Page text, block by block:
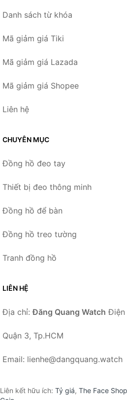
Danh sách từ khóa
Mã giảm giá Tiki
Mã giảm giá Lazada
Mã giảm giá Shopee
Liên hệ
CHUYÊN MỤC
Đồng hồ đeo tay
Thiết bị đeo thông minh
Đồng hồ để bàn
Đồng hồ treo tường
Tranh đồng hồ
LIÊN HỆ
Địa chỉ:Đăng Quang Watch Điện
Quận 3, Tp.HCM
Email: lienhe@dangquang.watch
Liên kết hữu ích: Tỷ giá, The Face